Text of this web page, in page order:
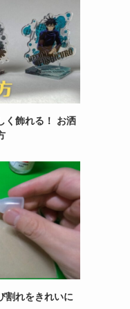
く飾れる！ お洒
割れをきれいに